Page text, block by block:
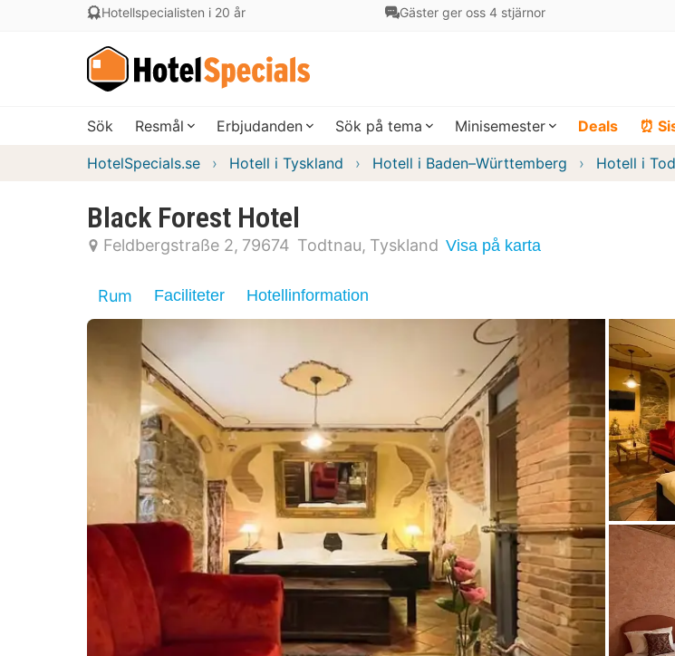
Hotellspecialisten i 20 år Gäster ger oss 4 stjärnor
Sök Resmål Erbjudanden Sök på tema Minisemester Deals ⏰
HotelSpecials.se Hotell i Tyskland Hotell i Baden–Württemberg Hotell i
Black Forest Hotel
Feldbergstraße 2 79674 Todtnau Tyskland Visa på karta
Rum Faciliteter Hotellinformation